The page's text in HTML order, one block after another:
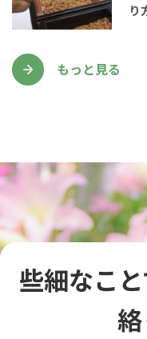
り
もっと見る
些細なこ